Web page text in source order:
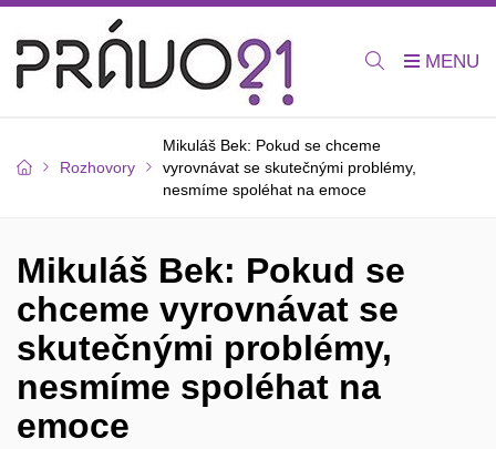
Rozhovory
Mikuláš Bek: Pokud se chceme
vyrovnávat se skutečnými problémy,
nesmíme spoléhat na emoce
Mikuláš Bek: Pokud se
chceme vyrovnávat se
skutečnými problémy,
nesmíme spoléhat na
emoce